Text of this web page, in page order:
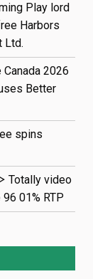
Play lord
Harbors
Ltd.
2026
Better
spins
Totally video
01% RTP